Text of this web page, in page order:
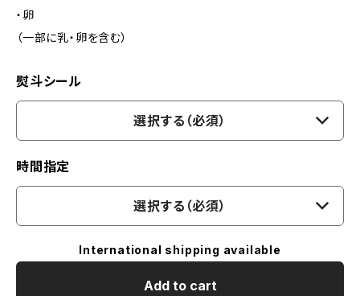
・卵
（一部に乳・卵を含む）
熨斗シール
選択する（必須）
時間指定
選択する（必須）
International shipping available
Add to cart